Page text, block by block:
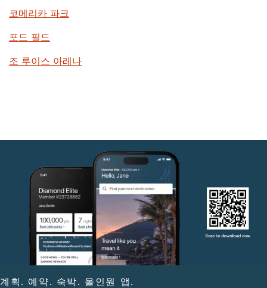
코메리카 파크
포드 필드
조 루이스 아레나
계획. 예약. 숙박. 올인원 앱.